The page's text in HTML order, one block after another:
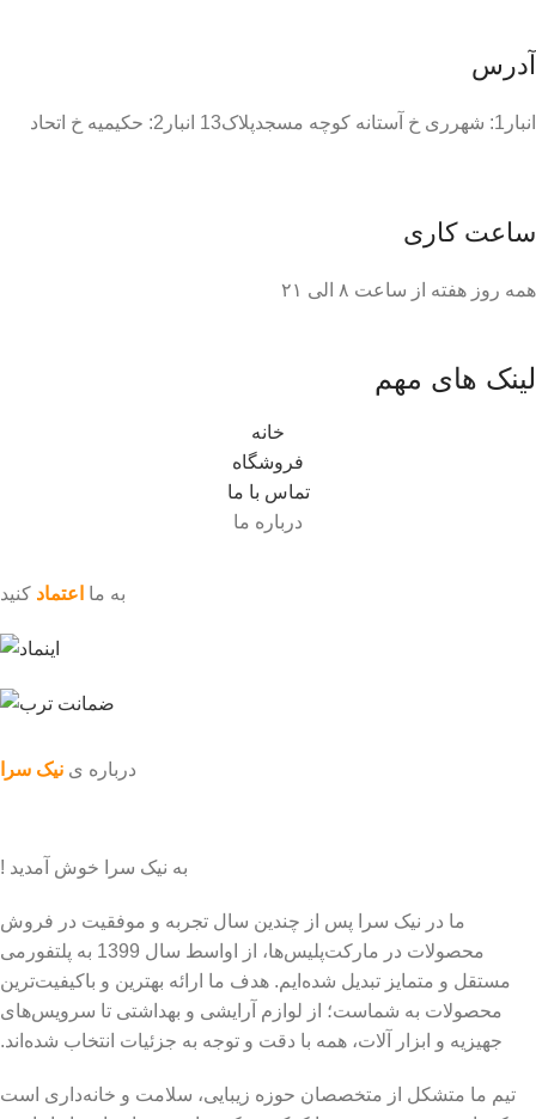
آدرس
انبار1: شهرری خ آستانه کوچه مسجدپلاک13 انبار2: حکیمیه خ اتحاد
ساعت کاری
همه روز هفته از ساعت ٨ الی ۲۱
لینک های مهم
خانه
فروشگاه
تماس با ما
درباره ما
درباره ی نیک سرا
به نیک سرا خوش آمدید !
ما در نیک سرا پس از چندین سال تجربه و موفقیت در فروش
محصولات در مارکت‌پلیس‌ها، از اواسط سال 1399 به پلتفورمی
مستقل و متمایز تبدیل شده‌ایم. هدف ما ارائه بهترین و باکیفیت‌ترین
محصولات به شماست؛ از لوازم آرایشی و بهداشتی تا سرویس‌های
جهیزیه و ابزار آلات، همه با دقت و توجه به جزئیات انتخاب شده‌اند.
تیم ما متشکل از متخصصان حوزه زیبایی، سلامت و خانه‌داری است
به ما اعتماد کنید